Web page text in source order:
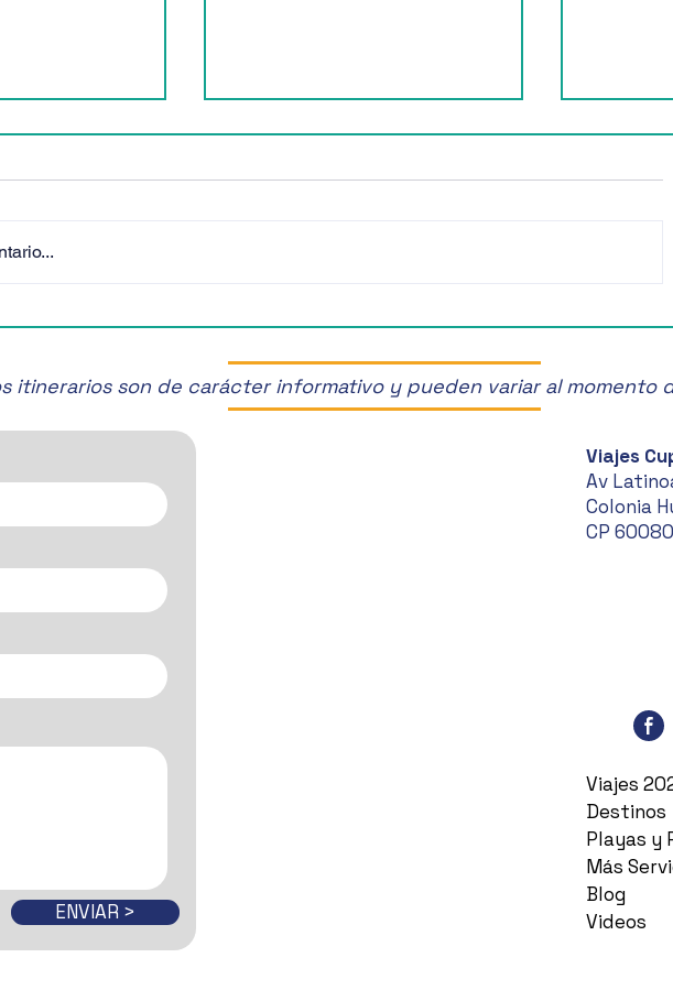
itinerarios son de carácter informativo y pueden variar al momento
ENVIAR >
Viajes
Av
Colonia
CP
Viajes
Destinos
Playas y
Más
Blog
Videos